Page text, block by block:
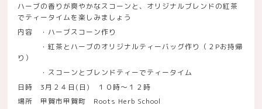
ハーブの香りが爽やかなスコーンと、オリジナルブレンドの紅茶
でティータイムを楽しみましょう
内容 ・ハーブスコーン作り
・紅茶とハーブのオリジナルティーバッグ作り（２Pお持帰
り）
・スコーンとブレンドティーでティータイム
日時 3月２４日(日) １０時～１２時
場所 甲賀市甲賀町 Roots Herb School